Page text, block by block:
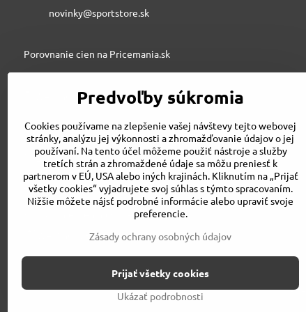
novinky@sportstore.sk
Porovnanie cien na Pricemania.sk
Sportstore.sk
STRIVE SPORT s.r.o., Jesenského 6, 03601 Martin
043/3240500
strivesport@gmail.com
Porovnanie cien na Pricemania.sk
©2026
Predvoľby súkromia
Cookies používame na zlepšenie vašej návštevy tejto webovej
stránky, analýzu jej výkonnosti a zhromažďovanie údajov o jej
používaní. Na tento účel môžeme použiť nástroje a služby
tretích strán a zhromaždené údaje sa môžu preniesť k
partnerom v EÚ, USA alebo iných krajinách. Kliknutím na „Prijať
všetky cookies“ vyjadrujete svoj súhlas s týmto spracovaním.
Nižšie môžete nájsť podrobné informácie alebo upraviť svoje
preferencie.
Zásady ochrany osobných údajov
Ukázať podrobnosti
Prijať všetky cookies